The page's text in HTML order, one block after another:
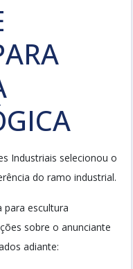
Industriais selecionou o
do ramo industrial.
para escultura
sobre o anunciante
adiante: